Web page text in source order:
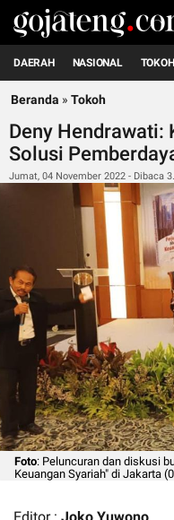
DAERAH NASIONAL TOKOH
Beranda » Tokoh
Deny Hendrawati:
Solusi
Jumat, 04 November 2022 - Dibaca
Foto: Peluncuran dan diskusi
Keuangan Syariah" di Jakarta
Editor : Joko Yuwono